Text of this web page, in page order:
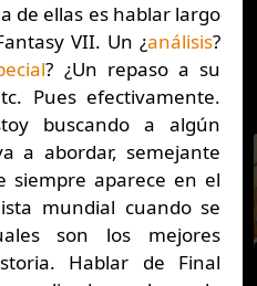
de ellas es hablar largo
VII. Un ¿análisis?
? ¿Un repaso a su
Pues efectivamente.
buscando a algún
a abordar, semejante
siempre aparece en el
mundial cuando se
son los mejores
Hablar de Final